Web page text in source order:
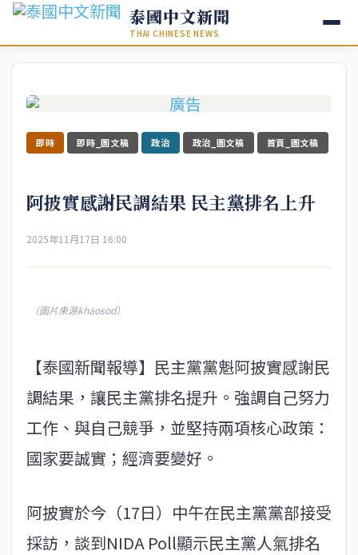
泰國中文新聞
THAI CHINESE NEWS
即時 即時_圖文稿 政治 政治_圖文稿 首頁_圖文稿
阿披實感謝民調結果 民主黨排名上升
2025年11月17日 16:00
（圖片來源khaosod）
【泰國新聞報導】民主黨黨魁阿披實感謝民
調結果，讓民主黨排名提升。強調自己努力
工作、與自己競爭，並堅持兩項核心政策：
國家要誠實；經濟要變好。
阿披實於今（17日）中午在民主黨黨部接受
採訪，談到NIDA Poll顯示民主黨人氣排名